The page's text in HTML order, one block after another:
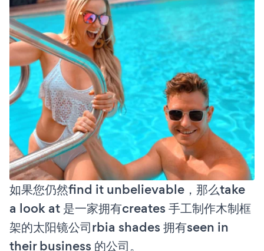
如果您仍然find it unbelievable，那么take
a look at 是一家拥有creates 手工制作木制框
架的太阳镜公司rbia shades 拥有seen in
their business 的公司。